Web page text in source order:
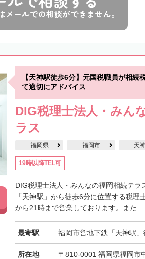
メールでの相談ができません。
【天神駅徒歩6分】元国税職員が相続
て適切にアドバイス
DIG税理士法人・みん
ラス
福岡県 福岡市 天
19時以降TEL可
DIG税理士法人・みんなの福岡相続テラ
「天神駅」から徒歩6分に位置する税理
から21時まで営業しております。また...
最寄駅 福岡市営地下鉄「天神駅
所在地 〒810-0001 福岡県福岡